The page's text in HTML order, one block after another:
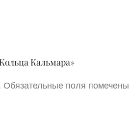
Кальмара»
Обязательные поля помечены